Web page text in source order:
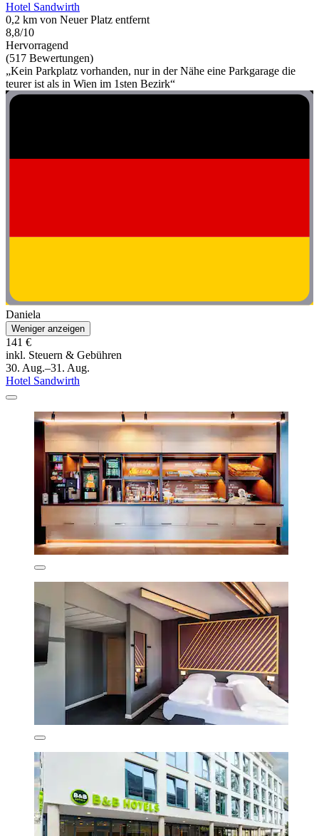
Hotel Sandwirth
0,2 km von Neuer Platz entfernt
8,8/10
Hervorragend
(517 Bewertungen)
„Kein Parkplatz vorhanden, nur in der Nähe eine Parkgarage die
teurer ist als in Wien im 1sten Bezirk“
Daniela
Weniger anzeigen
141 €
inkl. Steuern & Gebühren
30. Aug.–31. Aug.
Hotel Sandwirth